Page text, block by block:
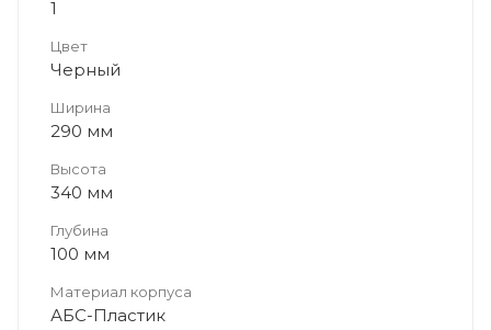
1
Цвет
Черный
Ширина
290 мм
Высота
340 мм
Глубина
100 мм
Материал корпуса
АБС-Пластик